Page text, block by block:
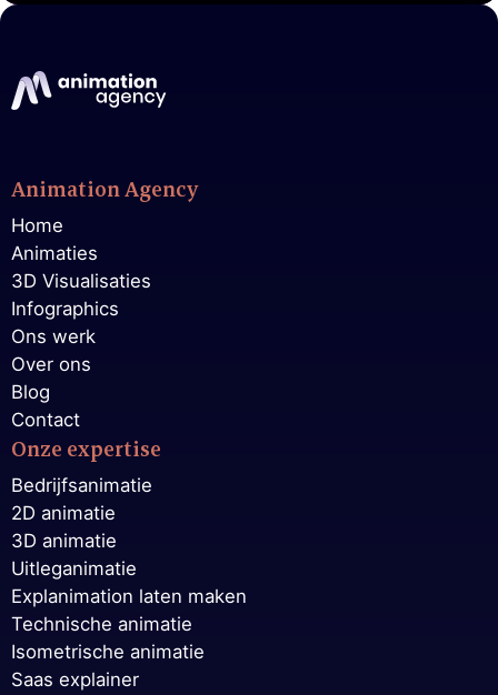
Animation Agency
Home
Animaties
3D Visualisaties
Infographics
Ons werk
Over ons
Blog
Contact
Onze expertise
Bedrijfsanimatie
2D animatie
3D animatie
Uitleganimatie
Explanimation laten maken
Technische animatie
Isometrische animatie
Saas explainer